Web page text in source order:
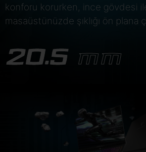
konforu korurken, ince gövdesi
masaüstünüzde şıklığı ön plana
20.5 MM